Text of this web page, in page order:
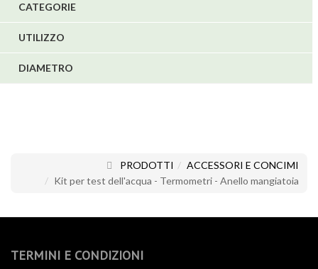
CATEGORIE
UTILIZZO
DIAMETRO
PRODOTTI
ACCESSORI E CONCIMI
Kit per test dell'acqua - Termometri - Anello mangiatoia
TERMINI E CONDIZIONI